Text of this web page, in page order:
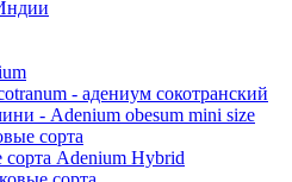
- адениум сокотранский
- Adenium obesum mini size
сорта
Adenium Hybrid